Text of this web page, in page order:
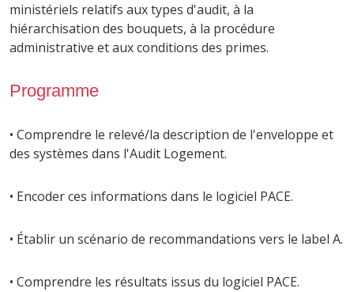
ministériels relatifs aux types d'audit, à la
hiérarchisation des bouquets, à la procédure
administrative et aux conditions des primes.
Programme
• Comprendre le relevé/la description de l'enveloppe et
des systèmes dans l'Audit Logement.
• Encoder ces informations dans le logiciel PACE.
• Établir un scénario de recommandations vers le label A.
• Comprendre les résultats issus du logiciel PACE.